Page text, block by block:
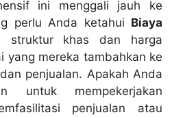
ini menggali jauh ke
perlu Anda ketahui Biaya
struktur khas dan harga
yang mereka tambahkan ke
penjualan. Apakah Anda
untuk mempekerjakan
penjualan atau